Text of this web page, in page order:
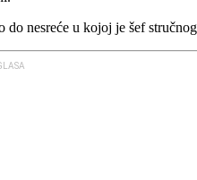
nesreće u kojoj je šef